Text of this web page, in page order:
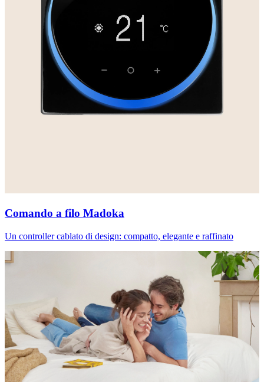
Comando a filo Madoka
Un controller cablato di design: compatto, elegante e raffinato